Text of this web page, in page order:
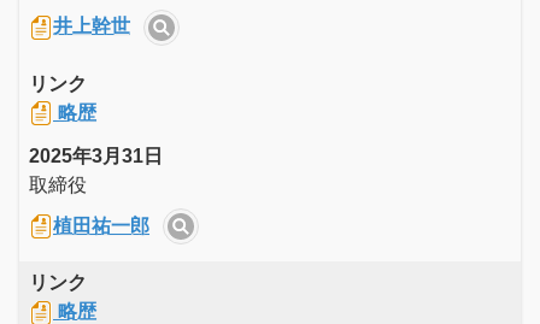
井上幹世
リンク
略歴
2025年3月31日
取締役
植田祐一郎
リンク
略歴